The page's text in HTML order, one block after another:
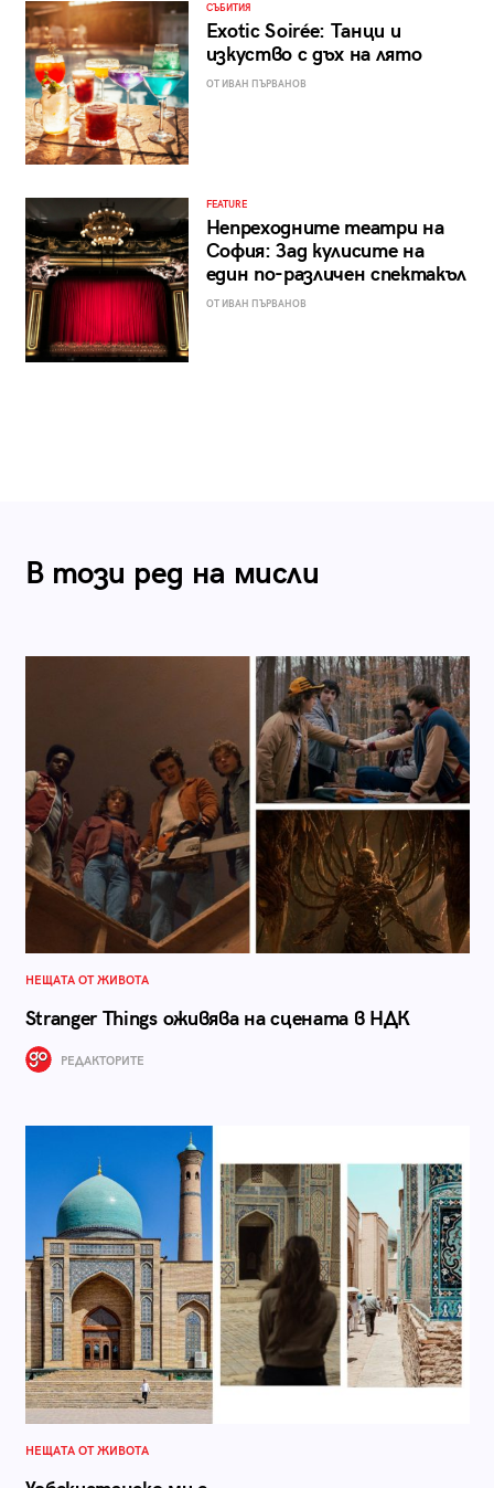
СЪБИТИЯ
Exotic Soirée: Танци и
изкуство с дъх на лято
ОТ ИВАН ПЪРВАНОВ
FEATURE
Непреходните театри на
София: Зад кулисите на
един по-различен спектакъл
ОТ ИВАН ПЪРВАНОВ
В този ред на мисли
НЕЩАТА ОТ ЖИВОТА
Stranger Things оживява на сцената в НДК
РЕДАКТОРИТЕ
НЕЩАТА ОТ ЖИВОТА